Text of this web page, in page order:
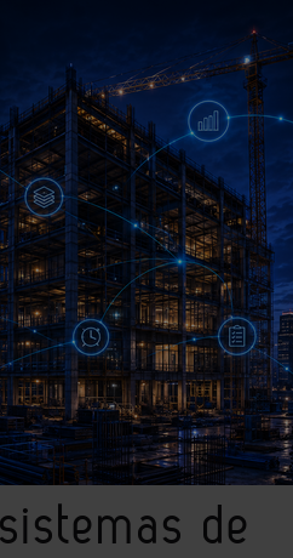
29% cambiar al alquiler
|
AGENDA ARTÍCULOS
PREMIUM
y puertas en Veteco
de